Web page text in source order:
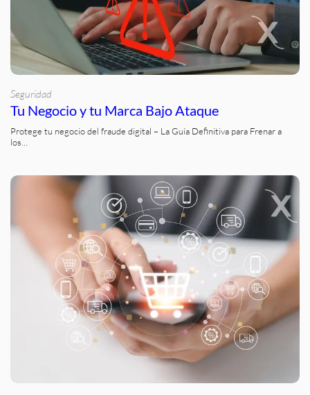
Seguridad
Tu Negocio y tu Marca Bajo Ataque
Protege tu negocio del fraude digital – La Guía Definitiva para Frenar a
los…